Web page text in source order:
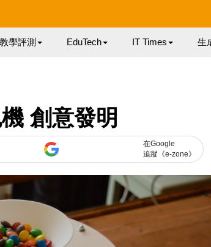
教學評測 EduTech IT Times 生
創意發明
在Google
追蹤《e-zone》